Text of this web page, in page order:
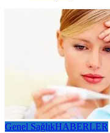
Genel SağlıkHABERLER